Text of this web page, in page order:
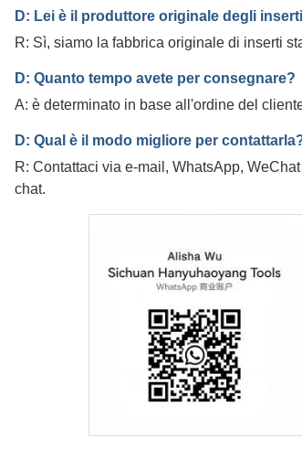
D: Lei è il produttore originale degli
R: Sì, siamo la fabbrica originale di inserti
D: Quanto tempo avete per consegnare?
A: è determinato in base all'ordine del
D: Qual è il modo migliore per
R: Contattaci via e-mail, WhatsApp,
chat.